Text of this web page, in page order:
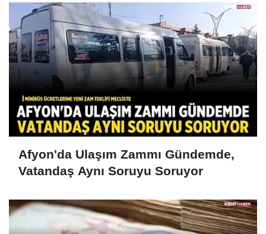
Afyon'da Ulaşım Zammı Gündemde,
Vatandaş Aynı Soruyu Soruyor